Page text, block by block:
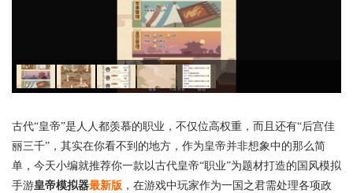
古代“皇帝”是人人都羡慕的职业，不仅位高权重，而且还有“后宫佳
丽三千”，其实在你看不到的地方，作为皇帝并非想象中的那么简
单，今天小编就推荐你一款以古代皇帝“职业”为题材打造的国风模拟
手游皇帝模拟器最新版 ，在游戏中玩家作为一国之君需处理各项政